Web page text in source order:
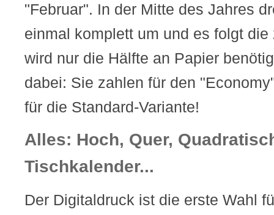
"Februar". In der Mitte des Jahres
einmal komplett um und es folgt
wird nur die Hälfte an Papier
dabei: Sie zahlen für den
für die Standard-Variante!
Alles: Hoch, Quer,
Tischkalender...
Der Digitaldruck ist die erste Wahl